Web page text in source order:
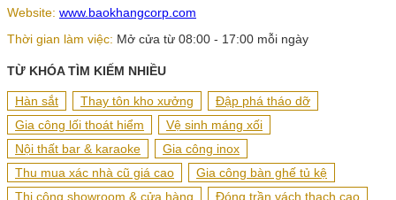
Website: www.baokhangcorp.com
Thời gian làm việc: Mở cửa từ 08:00 - 17:00 mỗi ngày
TỪ KHÓA TÌM KIẾM NHIỀU
Hàn sắt Thay tôn kho xưởng
Đập phá tháo dỡ
Gia công lối thoát hiểm
Vệ sinh máng xối
Nội thất bar & karaoke
Gia công inox
Thu mua xác nhà cũ giá cao
Gia công bàn ghế tủ kệ
Thi công showroom & cửa hàng
Đóng trần vách thạch cao